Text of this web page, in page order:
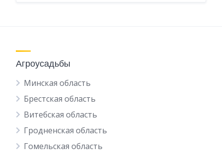
Агроусадьбы
Минская область
Брестская область
Витебская область
Гродненская область
Гомельская область